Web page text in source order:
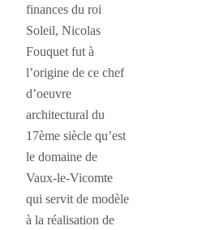
finances du roi
Soleil, Nicolas
Fouquet fut à
l’origine de ce chef
d’oeuvre
architectural du
17ème siècle qu’est
le domaine de
Vaux-le-Vicomte
qui servit de modèle
à la réalisation de